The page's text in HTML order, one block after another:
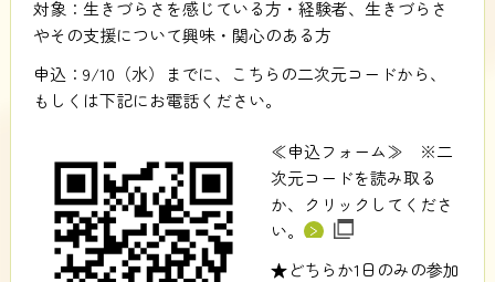
対象：生きづらさを感じている方・経験者、生きづらさ
やその支援について興味・関心のある方
申込：9/10（水）までに、こちらの二次元コードから、
もしくは下記にお電話ください。
≪申込フォーム≫ ※二
次元コードを読み取る
か、クリックしてくださ
い。
★どちらか1日のみの参加